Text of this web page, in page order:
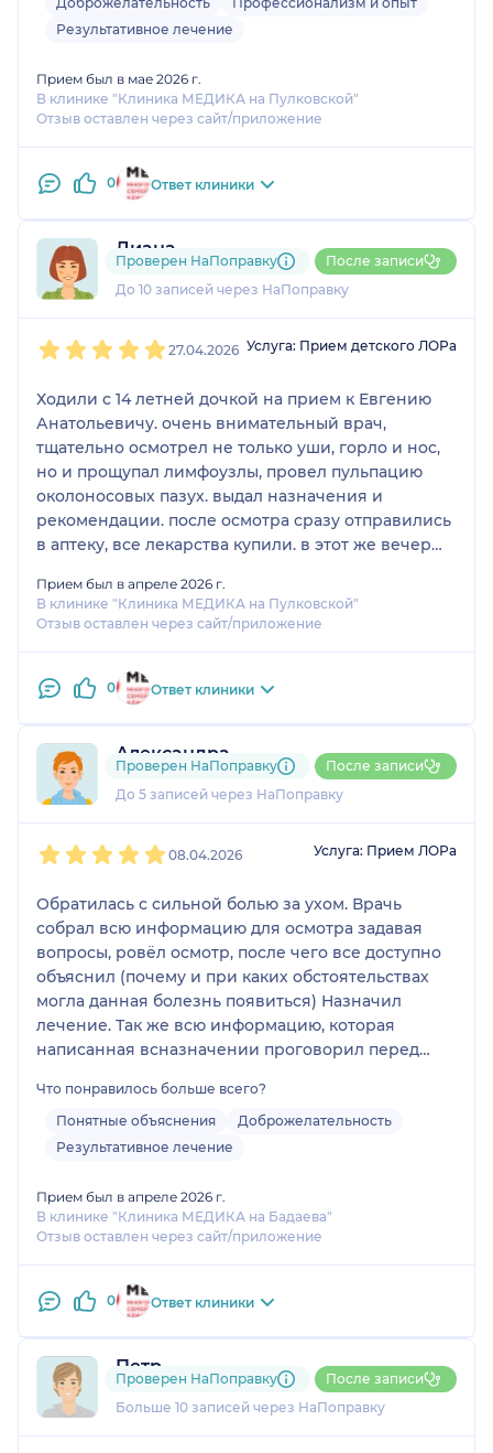
Результативное лечение
Прием был в мае 2026 г.
В клинике "Клиника МЕДИКА на Пулковской"
Отзыв оставлен через сайт/приложение
0 Ответ клиники
Диана
2 отзываи 1 оценка
До 10 записей через НаПоправку
Проверен НаПоправку После записи
27.04.2026 Услуга: Прием детского ЛОРа
Ходили с 14 летней дочкой на прием к Евгению
Анатольевичу. очень внимательный врач,
тщательно осмотрел не только уши, горло и нос,
но и прощупал лимфоузлы, провел пульпацию
околоносовых пазух. выдал назначения и
рекомендации. после осмотра сразу отправились
в аптеку, все лекарства купили. в этот же вечер
было назначено. врача рекомендую!
Прием был в апреле 2026 г.
В клинике "Клиника МЕДИКА на Пулковской"
Отзыв оставлен через сайт/приложение
0 Ответ клиники
Александра
2 отзыва
До 5 записей через НаПоправку
Проверен НаПоправку После записи
08.04.2026 Услуга: Прием ЛОРа
Обратилась с сильной болью за ухом. Врачь
собрал всю информацию для осмотра задавая
вопросы, ровёл осмотр, после чего все доступно
объяснил (почему и при каких обстоятельствах
могла данная болезнь появиться) Назначил
лечение. Так же всю информацию, которая
написанная всназначении проговорил перед
так как редко болею и попадала к не очень
хорошим специалистам. Врачь хороший! прием
очень понравилсял Назначенное лечение начало
Что понравилось больше всего?
Понятные объяснения
Доброжелательность
Результативное лечение
Прием был в апреле 2026 г.
В клинике "Клиника МЕДИКА на Бадаева"
Отзыв оставлен через сайт/приложение
0 Ответ клиники
Петр
9 отзывов
Больше 10 записей через НаПоправку
Проверен НаПоправку После записи